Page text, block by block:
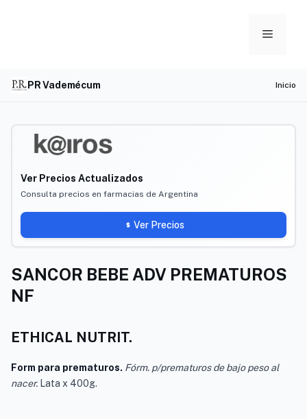
Menu
PR Vademécum Inicio
Ver Precios Actualizados
Consulta precios en farmacias de Argentina
Ver Precios
SANCOR BEBE ADV PREMATUROS
NF
ETHICAL NUTRIT.
Form para prematuros. Fórm. p/prematuros de bajo peso al
nacer. Lata x 400g.